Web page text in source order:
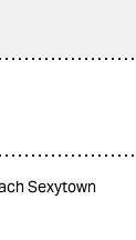
Sexytown